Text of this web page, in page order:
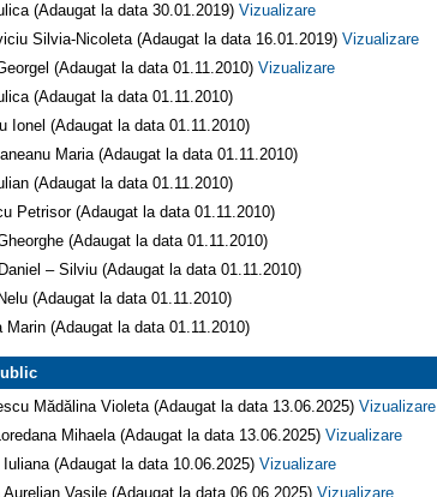
(Adaugat la data 30.01.2019) Vizualizare
Silvia-Nicoleta (Adaugat la data 16.01.2019) Vizualizare
(Adaugat la data 01.11.2010) Vizualizare
(Adaugat la data 01.11.2010)
Ionel (Adaugat la data 01.11.2010)
Maria (Adaugat la data 01.11.2010)
(Adaugat la data 01.11.2010)
Petrisor (Adaugat la data 01.11.2010)
(Adaugat la data 01.11.2010)
– Silviu (Adaugat la data 01.11.2010)
(Adaugat la data 01.11.2010)
Marin (Adaugat la data 01.11.2010)
Mădălina Violeta (Adaugat la data 13.06.2025) Vizualizare
Mihaela (Adaugat la data 13.06.2025) Vizualizare
(Adaugat la data 10.06.2025) Vizualizare
Vasile (Adaugat la data 06.06.2025) Vizualizare